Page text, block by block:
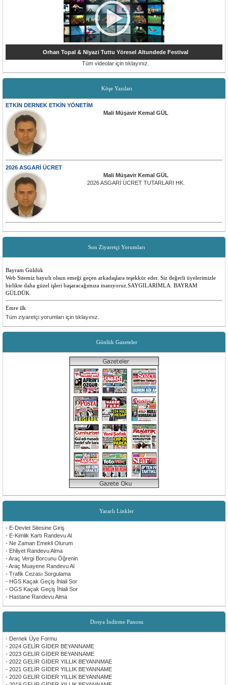
Orhan Topal & Niyazi Tuttu Yöresel Altundede Festival
Tüm videolar için tıklayınız.
Köşe Yazıları
ETKİN DERNEK ETKİN YÖNETİM
Mali Müşavir Kemal GÜL
2026 ASGARİ ÜCRET
Mali Müşavir Kemal GÜL
2026 ASGARİ ÜCRET TUTARLARI HK.
Son Ziyaretçi Yorumları
Bayram Güldük
Web Sitemiz hayırlı olsun emeği geçen arkadaşlara teşekkür eder. Siz değerli üyelerimizle
birlikte daha güzel işleri başaracağımıza inanıyoruz.SAYGILARIMLA. BAYRAM
GÜLDÜK.
Emre ilk
teşekkürler
Öncelikle sitemiz tüm köyümüz için hayırlı ugurlu olsun. Yenilikler için, emeği geçen
herkese teşekkür ederiz.
Tüm ziyaretçi yorumları için tıklayınız.
Günlük Gazeteler
Yararlı Linkler
- E-Devlet Sitesine Giriş
- E-Kimlik Kartı Randevu Al
- Ne Zaman Emekli Olurum
- Ehliyet Randevu Alma
- Araç Vergi Borcunu Öğrenin
- Araç Muayene Randevu Al
- Trafik Cezası Sorgulama
- HGS Kaçak Geçiş İhlali Sor
- OGS Kaçak Geçiş İhlali Sor
- Hastane Randevu Alma
Dosya İndirme Panosu
- Dernek Üye Formu
- 2024 GELİR GİDER BEYANNAME
- 2023 GELİR GİDER BEYANNAME
- 2022 GELİR GİDER YILLIK BEYANNMAE
- 2021 GELİR GİDER YILLIK BEYANNAME
- 2020 GELİR GİDER YILLIK BEYANNAME